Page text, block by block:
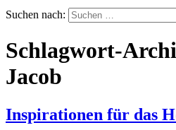
Suchen nach:
Schlagwort-
Jacob
Inspirationen für das